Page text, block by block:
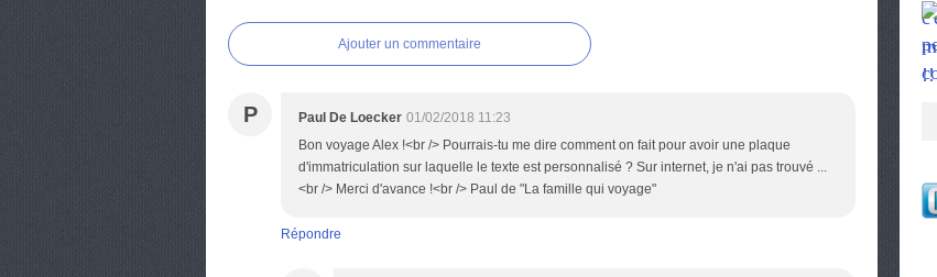
Ajouter un commentaire
P Paul De Loecker 01/02/2018 11:23
Bon voyage Alex !<br /> Pourrais-tu me dire comment on fait pour avoir une plaque
d'immatriculation sur laquelle le texte est personnalisé ? Sur internet, je n'ai pas trouvé ...
<br /> Merci d'avance !<br /> Paul de "La famille qui voyage"
Répondre